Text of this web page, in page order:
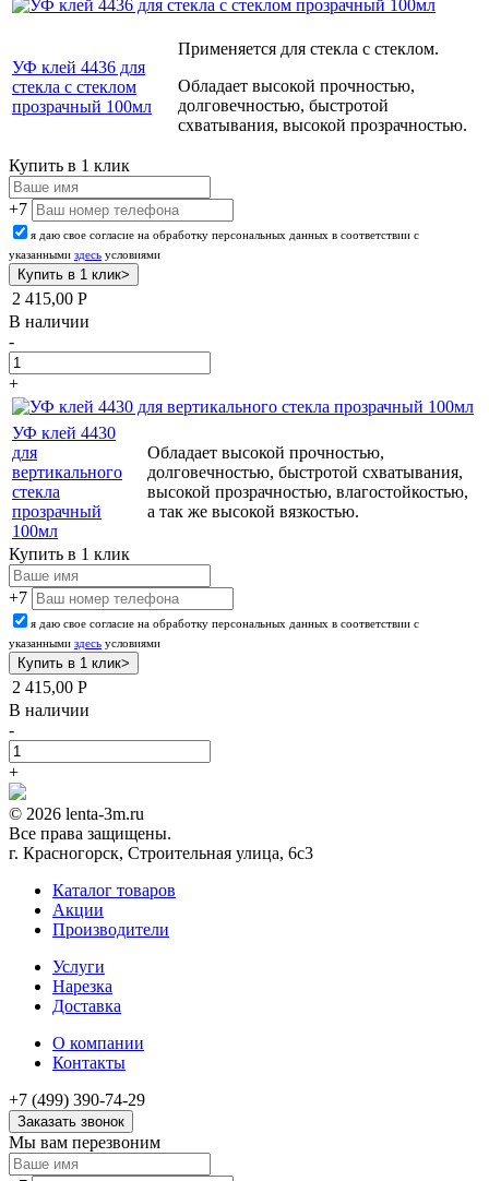
УФ клей 4436 для
стекла с стеклом
прозрачный 100мл
Применяется для стекла с стеклом.
Обладает высокой прочностью,
долговечностью, быстротой
схватывания, высокой прозрачностью.
Купить в 1 клик
+7
я даю свое согласие на обработку персональных данных в соответствии с
указанными здесь условиями
2 415,00 Р
В наличии
-
+
УФ клей 4430
для
вертикального
стекла
прозрачный
100мл
Обладает высокой прочностью,
долговечностью, быстротой схватывания,
высокой прозрачностью, влагостойкостью,
а так же высокой вязкостью.
Купить в 1 клик
+7
я даю свое согласие на обработку персональных данных в соответствии с
указанными здесь условиями
2 415,00 Р
В наличии
-
+
© 2026 lenta-3m.ru
Все права защищены.
г. Красногорск, Строительная улица, 6с3
Каталог товаров
Акции
Производители
Услуги
Нарезка
Доставка
О компании
Контакты
+7 (499) 390-74-29
Заказать звонок
Мы вам перезвоним